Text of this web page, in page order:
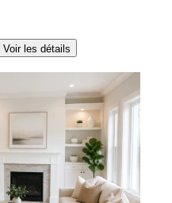
Voir les détails